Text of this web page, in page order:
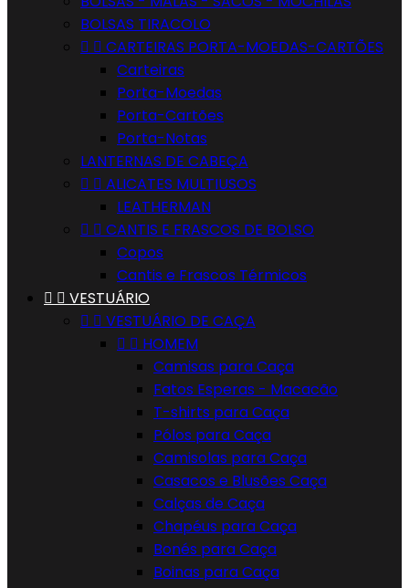
BOLSAS TIRACOLO
  CARTEIRAS PORTA-MOEDAS-CARTÕES
Carteiras
Porta-Moedas
Porta-Cartões
Porta-Notas
LANTERNAS DE CABEÇA
  ALICATES MULTIUSOS
LEATHERMAN
  CANTIS E FRASCOS DE BOLSO
Copos
Cantis e Frascos Térmicos
  VESTUÁRIO
  VESTUÁRIO DE CAÇA
  HOMEM
Camisas para Caça
Fatos Esperas - Macacão
T-shirts para Caça
Pólos para Caça
Camisolas para Caça
Casacos e Blusões Caça
Calças de Caça
Chapéus para Caça
Bonés para Caça
Boinas para Caça